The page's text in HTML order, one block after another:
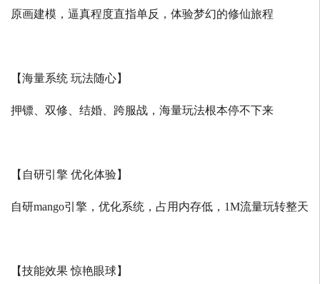
原画建模，逼真程度直指单反，体验梦幻的修仙旅程
【海量系统 玩法随心】
押镖、双修、结婚、跨服战，海量玩法根本停不下来
【自研引擎 优化体验】
自研mango引擎，优化系统，占用内存低， 1M流量玩转整天
【技能效果 惊艳眼球】